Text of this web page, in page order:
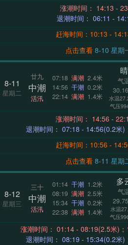
涨潮时间：
退潮时间：
赶海时间：10:13 -
点击查看
8-10 星
8-11
星期二
廿九
中潮
活汛
07:18 满潮 2.4米
14:56 干潮 0.2米
22:14 满潮 1.4米
晴
气
水温
气压
涨潮时间：
退潮时间： 07:18 -
赶海时间：10:56 -
点击查看
8-11 星
8-12
星期三
三十
中潮
活汛
01:14 干潮 1.2米
08:19 满潮 2.5米
15:34 干潮 0.2米
22:38 满潮 1.4米
多
气
水温
气压
涨潮时间： 01:14 -
退潮时间： 08:19 -